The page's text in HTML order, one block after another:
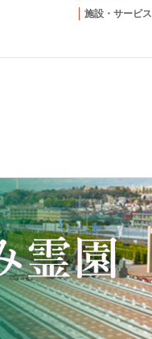
施設・サービス